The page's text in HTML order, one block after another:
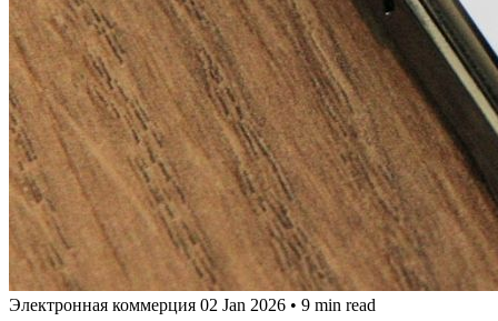
Электронная коммерция 02 Jan 2026 • 9 min read